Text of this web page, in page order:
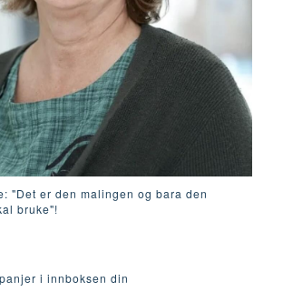
"Det er den malingen og bara den
bruke"!
i innboksen din